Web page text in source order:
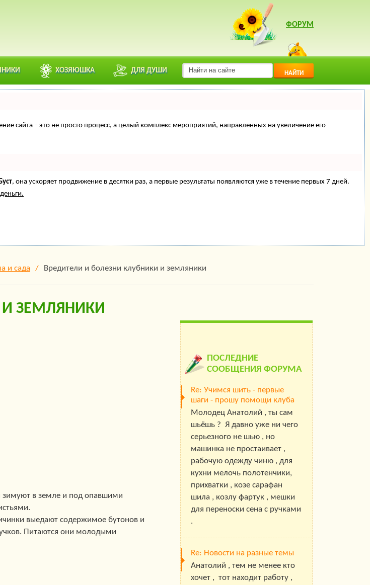
ФОРУМ
ХОЗЯЮШКА ДЛЯ ДУШИ НАЙТИ
сайта – это не просто процесс, а целый комплекс мероприятий, направленных на увеличение его
, она ускоряет продвижение в десятки раз, а первые результаты появляются уже в течение первых 7 дней.
и сада Вредители и болезни клубники и земляники
ЗЕМЛЯНИКИ
в земле и под опавшими
выедают содержимое бутонов и
Питаются они молодыми
ПОСЛЕДНИЕ
СООБЩЕНИЯ ФОРУМА
Re: Учимся шить - первые
шаги - прошу помощи клуба
Молодец Анатолий , ты сам
шьёшь ? Я давно уже ни чего
серьезного не шью , но
машинка не простаивает ,
рабочую одежду чиню , для
кухни мелочь полотенчики,
прихватки , козе сарафан
шила , козлу фартук , мешки
для переноски сена с ручками
.
Re: Новости на разные темы
Анатолий , тем не менее кто
хочет , тот находит работу ,